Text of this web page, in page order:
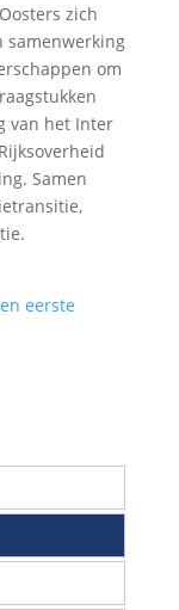
zich
samenwerking
om
van het Inter
Samen
eerste